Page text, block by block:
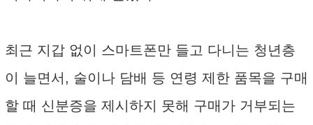
최근 지갑 없이 스마트폰만 들고 다니는 청년층
이 늘면서, 술이나 담배 등 연령 제한 품목을 구매
할 때 신분증을 제시하지 못해 구매가 거부되는